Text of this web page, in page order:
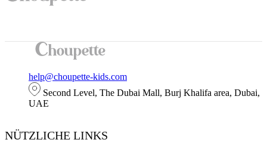
help@choupette-kids.com
Second Level, The Dubai Mall, Burj Khalifa area, Dubai,
UAE
NÜTZLICHE LINKS